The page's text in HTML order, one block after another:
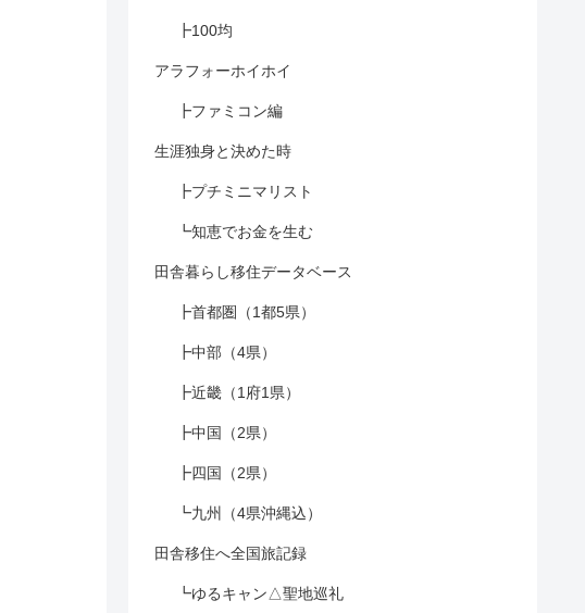
┣100均
アラフォーホイホイ
┣ファミコン編
生涯独身と決めた時
┣プチミニマリスト
┗知恵でお金を生む
田舎暮らし移住データベース
┣首都圏（1都5県）
┣中部（4県）
┣近畿（1府1県）
┣中国（2県）
┣四国（2県）
┗九州（4県沖縄込）
田舎移住へ全国旅記録
┗ゆるキャン△聖地巡礼